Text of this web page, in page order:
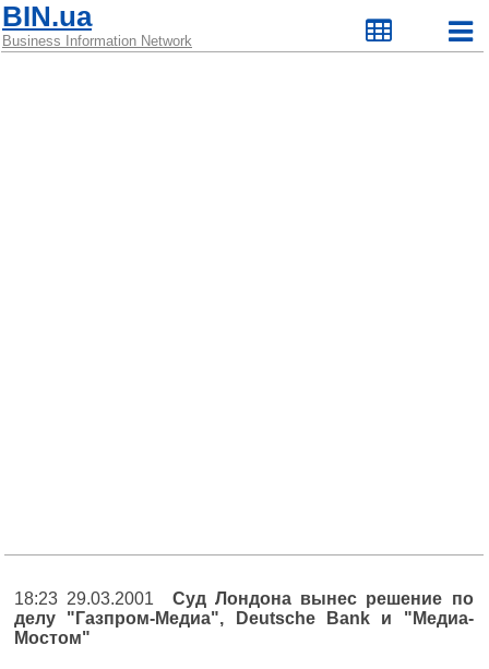
BIN.ua
Business Information Network
18:23 29.03.2001 Суд Лондона вынес решение по
делу "Газпром-Медиа", Deutsche Bank и "Медиа-
Мостом"